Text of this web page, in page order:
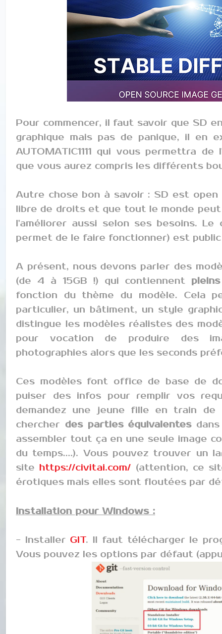
Pour commencer, il faut savoir que SD
graphique mais pas de panique, il en
AUTOMATIC1111 qui vous permettra
que vous aurez compris les différents
Autre chose bon à savoir : SD est open
libre de droits et que tout le monde
l'améliorer aussi selon ses besoins. Le
permet de le faire fonctionner) est
A présent, nous devons parler des
(de 4 à 15GB !) qui contiennent
fonction du thème du modèle. Cela
particulier, un bâtiment, un style
distingue les modèles réalistes des
pour vocation de produire des
photographies alors que les seconds
Ces modèles font office de base de
puiser des infos pour remplir vos
demandez une jeune fille en train de
chercher des parties équivalentesdans
assembler tout ça en une seule image
du temps....). Vous pouvez trouver un
site https://civitai.com/ (attention, ce
érotiques mais elles sont floutées par
Installation pour Windows :
- Installer GIT. Il faut télécharger le
Vous pouvez les options par défaut